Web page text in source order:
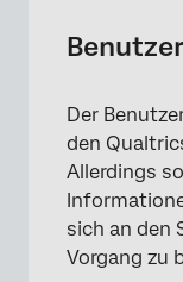
Der
den
Allerdings
sich an den
Vorgang zu